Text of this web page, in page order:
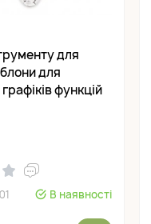
для
для
функцій
В наявності